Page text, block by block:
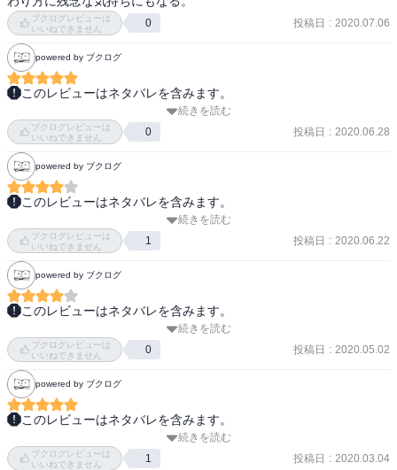
統一された世界観
まぁ、なんで鬼はすんなり神様に会えたのかだけ謎だけど。
ブクログレビューは
いいねできません
0 投稿日 : 2020.07.06
powered by ブクログ
このレビューはネタバレを含みます。
可愛らしい絵柄で紡がれる衝撃の脱出劇
あらすじすらネタバレになるレベルの衝撃がここにあった………
「まどマギ」以来の騙され方をしてしまった！
可愛らしい絵柄に惹かれてアニメを見てみたら、
「え……………？？？？？？？」と本当に目と口を開いて茫然とし
てしまった。
え？？？？？
いやいやいやいやいや？？？？？
全然ほんわか系キッズアニメじゃないじゃん？？！？！(誰もそうと
は言ってない)
がっつりサスペンス。
サスペンスというか脱出ストーリーか。
いや内容はサスペンスと言っても過言ではない気がする。
続きを読む
ブクログレビューは
いいねできません
0 投稿日 : 2020.06.28
powered by ブクログ
このレビューはネタバレを含みます。
タイトルを聞いたことがある程度で
内容を知らずに読み始めたので、展開に驚いた。
可愛らしい絵柄、のんびりとした空気から一転、
という衝撃展開は自分としては『ひぐらしのなく頃に』ぶり。
12歳未満という微妙な年齢設定が効いている。
IQが高いが身体能力は子供でしかない
というのが、なんとか大人に勝てそうなそうでないような。
話の引き方など展開の仕方が面白く
続きが気になる描き方で引き込まれる。
続きを読む
ブクログレビューは
いいねできません
1 投稿日 : 2020.06.22
powered by ブクログ
このレビューはネタバレを含みます。
表紙のイメージから想像もつかない展開！スケールが大き過ぎて先
が読めませんが、子どもから見た大人、そして鬼の圧倒的な強大さ
と絶望感。ここからどうやって逃げ出すのか、早く続きを読みた
い！楽しみです。
続きを読む
ブクログレビューは
いいねできません
0 投稿日 : 2020.05.02
powered by ブクログ
このレビューはネタバレを含みます。
面白いと話題になっていたけど、なかなか読めなてなかったのです
が、読んでみて、凄く面白かったです。
続きを読む
ブクログレビューは
いいねできません
1 投稿日 : 2020.03.04